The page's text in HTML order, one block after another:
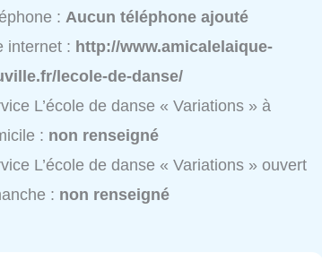
:Aucun téléphone ajouté
internet : http://www.amicalelaique-
lecole-de-danse/
L’école de danse « Variations » à
: non renseigné
L’école de danse « Variations » ouvert
: non renseigné